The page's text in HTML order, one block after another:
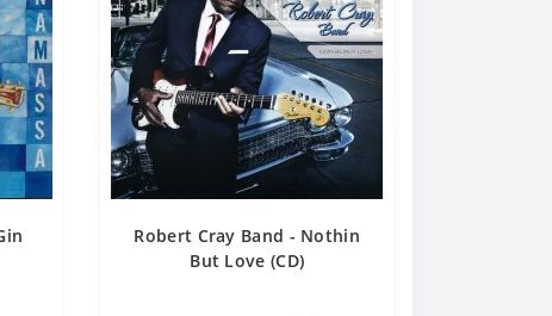
Robert Cray Band - Nothin
But Love (CD)